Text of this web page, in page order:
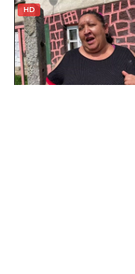
HD